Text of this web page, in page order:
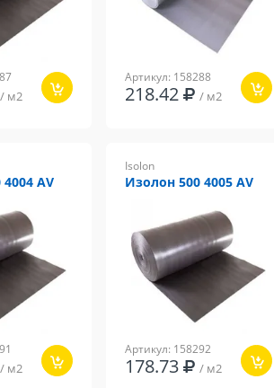
/ м2
Артикул: 158288
218.42 / м2
AV
/ м2
Isolon
Изолон 500 4005 AV
Артикул: 158292
178.73 / м2